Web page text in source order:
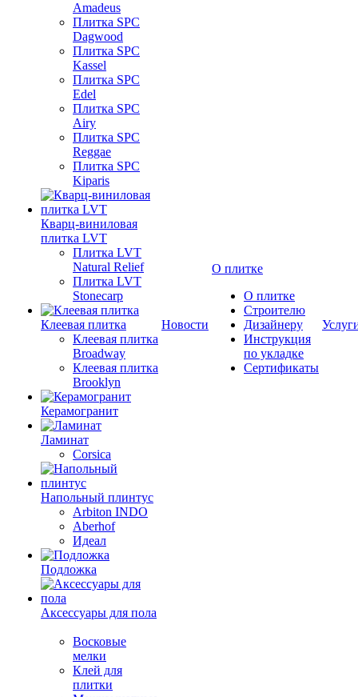
Amadeus
Плитка SPC
Dagwood
Плитка SPC
Kassel
Плитка SPC
Edel
Плитка SPC
Airy
Плитка SPC
Reggae
Плитка SPC
Kiparis
Кварц-виниловая
плитка LVT
Плитка LVT
Natural Relief
Плитка LVT
Stonecarp
Клеевая плитка
Клеевая плитка
Broadway
Клеевая плитка
Brooklyn
Керамогранит
Ламинат
Corsica
Напольный плинтус
Arbiton INDO
Aberhof
Идеал
Подложка
Аксессуары для пола
Восковые
мелки
Клей для
плитки
Новости
О плитке
О плитке
Строителю
Дизайнеру
Инструкция
по укладке
Сертификаты